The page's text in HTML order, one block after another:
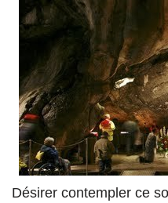
Désirer contempler ce